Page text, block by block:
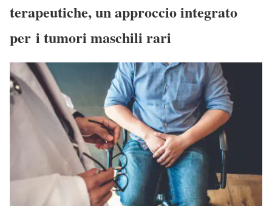
terapeutiche, un approccio integrato
per i tumori maschili rari